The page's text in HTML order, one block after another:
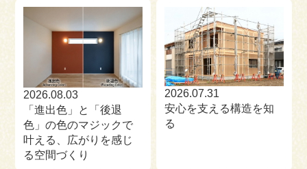
2026.08.03
「進出色」と「後退
色」の色のマジックで
叶える、広がりを感じ
る空間づくり
2026.07.31
安心を支える構造を知
る